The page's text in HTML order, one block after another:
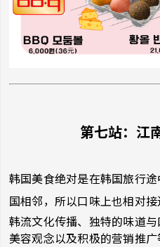
第七站：江
韩国美食绝对是在韩国旅行
国相邻，所以口味上也相对接
韩流文化传播、独特的味道
美容观念以及积极的营销推